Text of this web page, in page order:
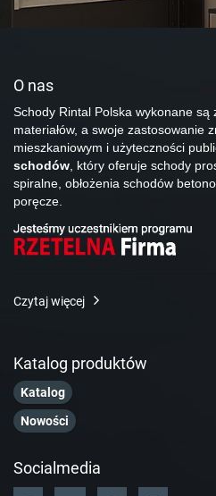
O nas
Schody Rintal Polska wykonane są
materiałów, a swoje zastosowanie
mieszkaniowym i użyteczności
schodów, który oferuje schody
spiralne, obłożenia schodów
poręcze.
Czytaj więcej
Katalog produktów
Katalog
Nowości
Socialmedia